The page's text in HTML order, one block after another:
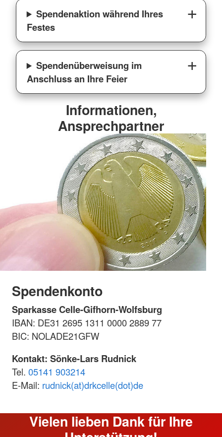
Spendenaktion während Ihres
Festes
Spendenüberweisung im
Anschluss an Ihre Feier
Informationen,
Ansprechpartner
Spendenkonto
Sparkasse Celle-Gifhorn-Wolfsburg
IBAN: DE31 2695 1311 0000 2889 77
BIC: NOLADE21GFW
Kontakt: Sönke-Lars Rudnick
Tel. 05141 903214
E-Mail: rudnick(at)drkcelle(dot)de
Vielen lieben Dank für Ihre